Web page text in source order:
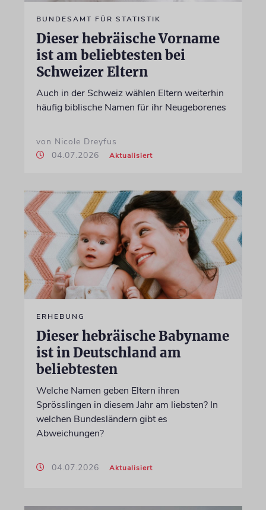
BUNDESAMT FÜR STATISTIK
Dieser hebräische Vorname
ist am beliebtesten bei
Schweizer Eltern
Auch in der Schweiz wählen Eltern weiterhin
häufig biblische Namen für ihr Neugeborenes
von Nicole Dreyfus
04.07.2026
Aktualisiert
ERHEBUNG
Dieser hebräische Babyname
ist in Deutschland am
beliebtesten
Welche Namen geben Eltern ihren
Sprösslingen in diesem Jahr am liebsten? In
welchen Bundesländern gibt es
Abweichungen?
04.07.2026 Aktualisiert